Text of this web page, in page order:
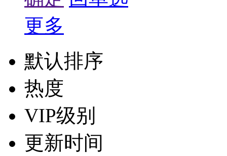
更多
默认排序
热度
VIP级别
更新时间